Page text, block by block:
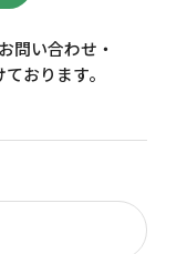
問い合わせ・
おります。